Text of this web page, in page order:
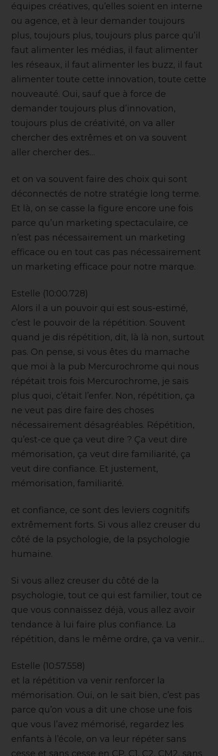
équipes créatives, qu’elles soient en interne
ou agence, et à leur demander toujours
plus, toujours plus, toujours plus parce qu’il
faut alimenter les médias, il faut alimenter
les réseaux, il faut alimenter les buzz, il faut
alimenter toute cette innovation, toute cette
nouveauté. Oui, sauf que à force de
demander toujours plus d’innovation,
toujours plus de créativité, on va aller
chercher des extrêmes et on va souvent
aller chercher des…
et on va souvent faire des choix qui sont
déconnectés de notre stratégie long terme.
Et là, on se casse la figure encore une fois
parce qu’un marketing spectaculaire, ce
n’est pas nécessairement un marketing
efficace ou en tout cas pas nécessairement
un marketing efficace pour notre marque.
Estelle (10:00.728)
Alors il a un pouvoir qui est sous-estimé,
c’est le pouvoir de la répétition. Souvent
quand je dis répétition, dit, là là non, surtout
pas. On pense, si vous êtes du mamache
que moi à la pub Mercurochrome qui nous
répétait trois fois Mercurochrome, je sais
plus quoi, c’était l’enfer. Non, répétition, ça
ne veut pas dire faire des choses
nécessairement désagréables. Répétition,
qu’est-ce que ça veut dire ? Ça veut dire
mémorisation, ça veut dire familiarité, ça
veut dire confiance. Et justement,
mémorisation, familiarité.
et confiance, ce sont des leviers cognitifs
extrêmement forts. Si vous allez creuser du
côté de la psychologie, de la psychologie
humaine.
Si vous allez creuser du côté de la
psychologie, tout ce qui est familier, tout ce
que vous connaissez déjà, vous allez avoir
tendance à lui faire plus confiance. La
répétition, dans le même ordre, ça va venir…
Estelle (10:57.558)
et la répétition va venir renforcer la
mémorisation. Oui, on le sait bien, c’est pas
parce qu’on vous a dit une chose une fois
que vous l’avez mémorisé, regardez les
enfants à l’école, on va leur répéter sans
cesse et sans cesse en CP, C1, C2, CM2, sans